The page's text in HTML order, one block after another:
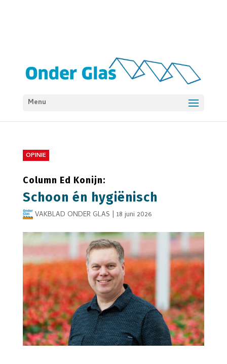
Menu
OPINIE
Column Ed Konijn:
Schoon én hygiënisch
VAKBLAD ONDER GLAS | 18 juni 2026